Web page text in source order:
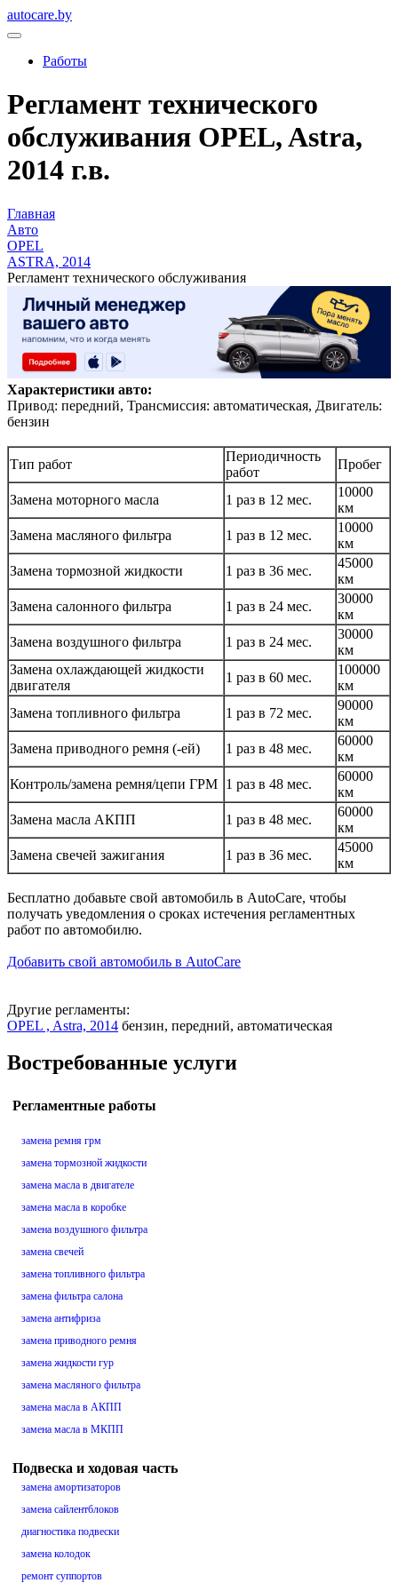
autocare.by
Работы
Регламент технического
обслуживания OPEL, Astra,
2014 г.в.
Главная
Авто
OPEL
ASTRA, 2014
Регламент технического обслуживания
Характеристики авто:
Привод: передний, Трансмиссия: автоматическая, Двигатель:
бензин
Тип работ
Периодичность
работ
Пробег
Замена моторного масла 1 раз в 12 мес.
10000
км
Замена масляного фильтра
1 раз в 12 мес.
10000
км
Замена тормозной жидкости
1 раз в 36 мес.
45000
км
Замена салонного фильтра
1 раз в 24 мес.
30000
км
Замена воздушного фильтра
1 раз в 24 мес.
30000
км
Замена охлаждающей жидкости
двигателя
1 раз в 60 мес.
100000
км
Замена топливного фильтра
1 раз в 72 мес.
90000
км
Замена приводного ремня (-ей)
1 раз в 48 мес.
60000
км
Контроль/замена ремня/цепи ГРМ 1 раз в 48 мес.
60000
км
Замена масла АКПП
1 раз в 48 мес.
60000
км
Замена свечей зажигания
1 раз в 36 мес.
45000
км
Бесплатно добавьте свой автомобиль в AutoCare, чтобы
получать уведомления о сроках истечения регламентных
работ по автомобилю.
Добавить свой автомобиль в AutoCare
Другие регламенты:
OPEL , Astra, 2014 бензин, передний, автоматическая
Востребованные услуги
Регламентные работы
замена ремня грм
замена тормозной жидкости
замена масла в двигателе
замена масла в коробке
замена воздушного фильтра
замена свечей
замена топливного фильтра
замена фильтра салона
замена антифриза
замена приводного ремня
замена жидкости гур
замена масляного фильтра
замена масла в АКПП
замена масла в МКПП
Подвеска и ходовая часть
замена амортизаторов
замена сайлентблоков
диагностика подвески
замена колодок
ремонт суппортов